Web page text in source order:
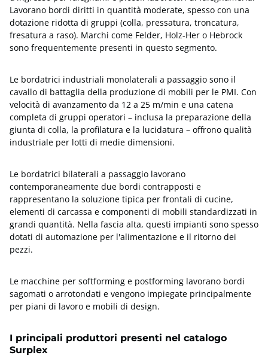
Lavorano bordi diritti in quantità moderate, spesso con una
dotazione ridotta di gruppi (colla, pressatura, troncatura,
fresatura a raso). Marchi come Felder, Holz-Her o Hebrock
sono frequentemente presenti in questo segmento.
Le bordatrici industriali monolaterali a passaggio sono il
cavallo di battaglia della produzione di mobili per le PMI. Con
velocità di avanzamento da 12 a 25 m/min e una catena
completa di gruppi operatori – inclusa la preparazione della
giunta di colla, la profilatura e la lucidatura – offrono qualità
industriale per lotti di medie dimensioni.
Le bordatrici bilaterali a passaggio lavorano
contemporaneamente due bordi contrapposti e
rappresentano la soluzione tipica per frontali di cucine,
elementi di carcassa e componenti di mobili standardizzati in
grandi quantità. Nella fascia alta, questi impianti sono spesso
dotati di automazione per l'alimentazione e il ritorno dei
pezzi.
Le macchine per softforming e postforming lavorano bordi
sagomati o arrotondati e vengono impiegate principalmente
per piani di lavoro e mobili di design.
I principali produttori presenti nel catalogo
Surplex